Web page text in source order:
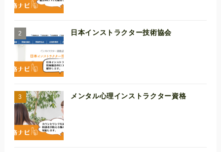
日本インストラクター技術協会
メンタル心理インストラクター資格